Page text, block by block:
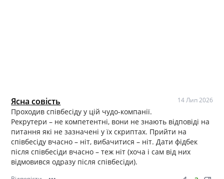
Ясна совість 14 Лип 2026
Проходив співбесіду у цій чудо-компанії.
Рекрутери – не компетентні, вони не знають відповіді на
питання які не зазначені у їх скриптах. Прийти на
співбесіду вчасно – ніт, вибачитися – ніт. Дати фідбек
після співбесіди вчасно – теж ніт (хоча і сам від них
відмовився одразу після співбесіди).